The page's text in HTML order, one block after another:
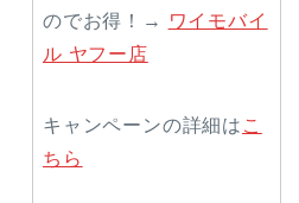
のでお得！→
ワイモバイ
ル ヤフー店
キャンペーンの詳細は こ
ちら